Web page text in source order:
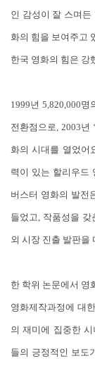
인 감성이 잘 스며
화의 힘을 보여주고
한국 영화의 힘은 강
1999년 5,820,000명
전환점으로, 2003년
화의 시대를 열었어
력이 있는 할리우드
버스터 영화의 발전
들었고, 작품성을
외 시장 진출 발판을
한 학위 논문에서 영
영화제작과정에 대
의 재미에 집중한
들의 긍정적인 보도